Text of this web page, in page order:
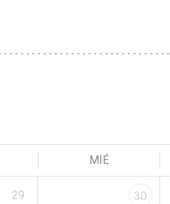
MIÉ
29 30